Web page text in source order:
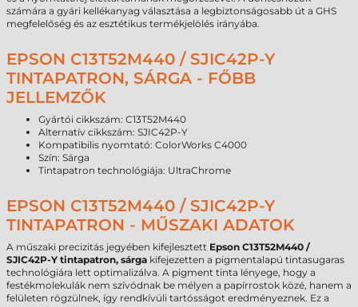
számára a gyári kellékanyag választása a legbiztonságosabb út a GHS
megfelelőség és az esztétikus termékjelölés irányába.
EPSON C13T52M440 / SJIC42P-Y
TINTAPATRON, SÁRGA - FŐBB
JELLEMZŐK
Gyártói cikkszám: C13T52M440
Alternatív cikkszám: SJIC42P-Y
Kompatibilis nyomtató: ColorWorks C4000
Szín: Sárga
Tintapatron technológiája: UltraChrome
EPSON C13T52M440 / SJIC42P-Y
TINTAPATRON - MŰSZAKI ADATOK
A műszaki precizitás jegyében kifejlesztett Epson C13T52M440 /
SJIC42P-Y tintapatron, sárga kifejezetten a pigmentalapú tintasugaras
technológiára lett optimalizálva. A pigment tinta lényege, hogy a
festékmolekulák nem szívódnak be mélyen a papírrostok közé, hanem a
felületen rögzülnek, így rendkívüli tartósságot eredményeznek. Ez a